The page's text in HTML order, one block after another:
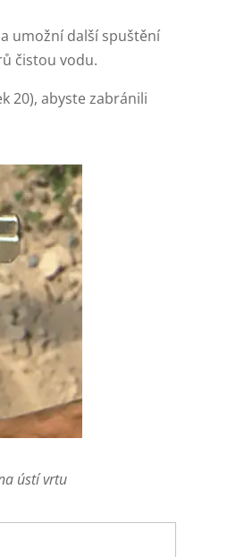
umožní další spuštění
čistou vodu.
20), abyste zabránili
ústí vrtu